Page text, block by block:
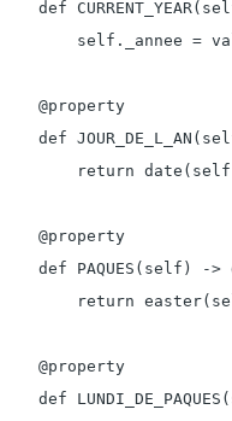
def
self._annee =
    @property
def
return
    @property
def PAQUES(self) ->
return
    @property
def